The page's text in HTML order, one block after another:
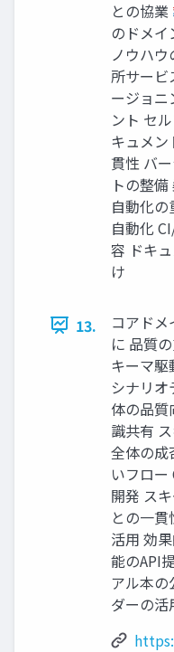
との協
のドメ
ノウハ
所サービ
ージョニ
ント セ
キュメ
貫性 バ
トの整
自動化
自動化
容 ドキ
け
13.
コアド
に 品質
キーマ
シナリ
体の品
識共有
全体の成
いフロ
開発 ス
との一
活用 効
能のAPI
アル本の
ダーの活